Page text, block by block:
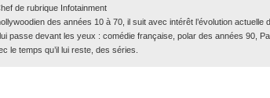
de rubrique Infotainment
des années 10 à 70, il suit avec intérêt l’évolution actuelle
passe devant les yeux : comédie française, polar des années 90,
le temps qu’il lui reste, des séries.